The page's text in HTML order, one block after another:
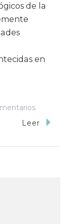
de la
en
En
XII
Leer